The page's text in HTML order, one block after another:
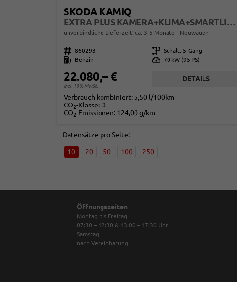
SKODA KAMIQ
EXTRA PLUS KAMERA+KLIMA+SMARTLINK+PDC+LED+TEMPOMAT
unverbindliche Lieferzeit: ca. 3-5 Monate Neuwagen
Fahrzeugnr. 860293 Getriebe Schalt. 5-Gang
Kraftstoff
Benzin Leistung 70 kW (95 PS)
22.080,– €
incl. 19% MwSt.
DETAILS
Verbrauch kombiniert: 5,50 l/100km
CO2-Klasse: D
CO2-Emissionen: 124,00 g/km
Datensätze pro Seite:
10 20 50 100 250
Öffnungszeiten
Montag bis Freitag
07:30 – 12:30 & 13:00 – 17:30 Uhr
Samstag
nach Vereinbarung